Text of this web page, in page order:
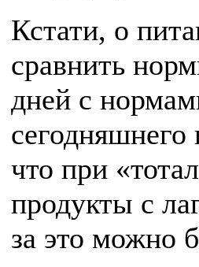
Кстати, о
сравнить
дней с
сегодняшнего
что при
продукты с
за это можно